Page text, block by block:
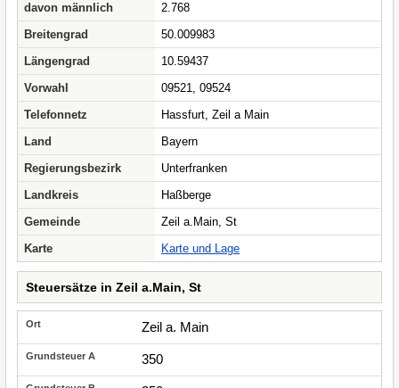
davon männlich
2.768
Breitengrad
50.009983
Längengrad
10.59437
Vorwahl
09521, 09524
Telefonnetz
Hassfurt, Zeil a Main
Land
Bayern
Regierungsbezirk
Unterfranken
Landkreis
Haßberge
Gemeinde
Zeil a.Main, St
Karte
Karte und Lage
Steuersätze in Zeil a.Main, St
Zeil a. Main
350